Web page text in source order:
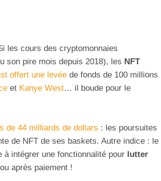
les cours des cryptomonnaies
son pire mois depuis 2018), les NFT
offert une levée de fonds de 100 millions
et Kanye West… il boude pour le
de 44 milliards de dollars : les poursuites
de NFT de ses baskets. Autre indice : le
à intégrer une fonctionnalité pour lutter
après paiement !